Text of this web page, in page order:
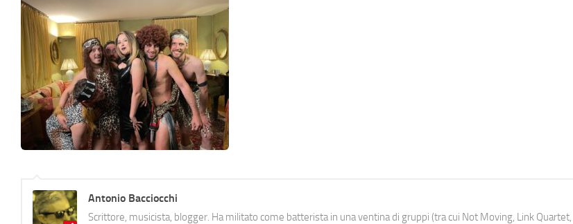
Antonio Bacciocchi
Scrittore, musicista, blogger. Ha militato come batterista in una ventina di gruppi (tra cui Not Moving, Link